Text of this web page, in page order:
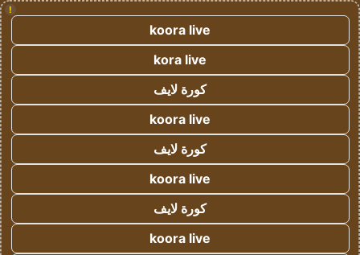
!
koora live
kora live
كورة لايف
koora live
كورة لايف
koora live
كورة لايف
koora live